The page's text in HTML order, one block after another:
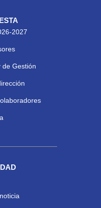
2027
de Gestión